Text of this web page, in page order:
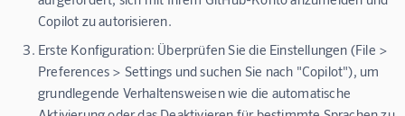
Copilot zu autorisieren.
Erste Konfiguration: Überprüfen Sie die Einstellungen (File >
Preferences > Settings und suchen Sie nach "Copilot"), um
grundlegende Verhaltensweisen wie die automatische